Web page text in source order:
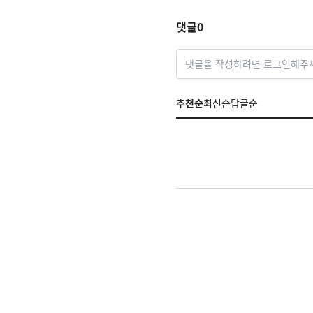
댓글0
댓글을 작성하려면 로그인해주
추천순최신순답글순